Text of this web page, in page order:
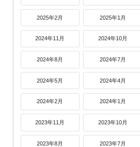
2025年2月 2025年1月
2024年11月 2024年10月
2024年8月 2024年7月
2024年5月 2024年4月
2024年2月 2024年1月
2023年11月 2023年10月
2023年8月 2023年7月